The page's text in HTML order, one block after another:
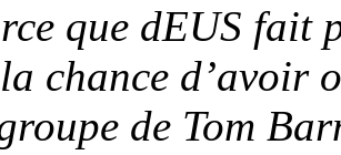
que dEUS fait
chance d’avoir
de Tom